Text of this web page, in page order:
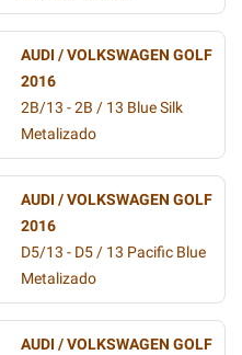
AUDI / VOLKSWAGEN GOLF
2016
2B/13 - 2B / 13 Blue Silk
Metalizado
AUDI / VOLKSWAGEN GOLF
2016
D5/13 - D5 / 13 Pacific Blue
Metalizado
AUDI / VOLKSWAGEN GOLF